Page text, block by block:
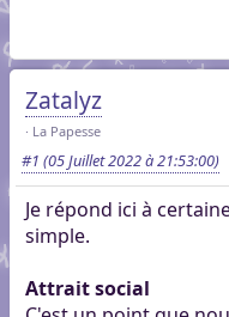
Zatalyz
La Papesse
#1 (05 Juillet 2022 à 21:53:00)
Je répond ici à
simple.
Attrait social